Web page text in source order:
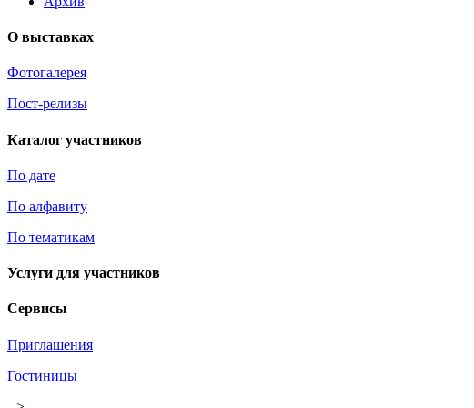
О выставках
Фотогалерея
Пост-релизы
Каталог участников
По дате
По алфавиту
По тематикам
Услуги для участников
Сервисы
Приглашения
Гостиницы